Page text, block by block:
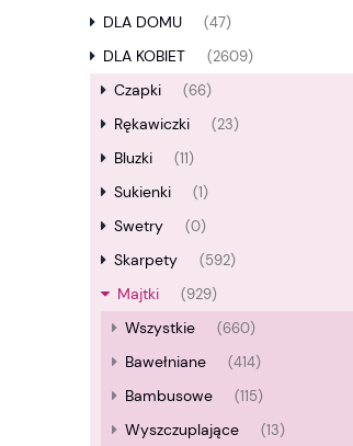
DLA DOMU (47)
DLA KOBIET (2609)
Czapki (66)
Rękawiczki (23)
Bluzki (11)
Sukienki (1)
Swetry (0)
Skarpety (592)
Majtki (929)
Wszystkie (660)
Bawełniane (414)
Bambusowe (115)
Wyszczuplające (13)